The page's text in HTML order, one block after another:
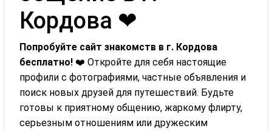
Кордова ❤
Попробуйте сайт знакомств в г. Кордова
бесплатно! ❤️ Откройте для себя настоящие
профили с фотографиями, частные объявления и
поиск новых друзей для путешествий. Будьте
готовы к приятному общению, жаркому флирту,
серьезным отношениям или дружеским